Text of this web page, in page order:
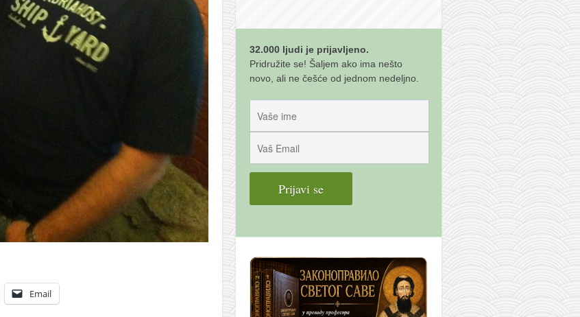
Email
32.000 ljudi je prijavljeno.
Pridružite se! Šaljem ako ima nešto
novo, ali ne češće od jednom nedeljno.